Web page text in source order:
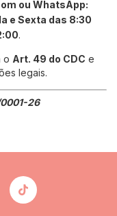
ou WhatsApp:
e Sexta das 8:30
.
o Art. 49 do CDC e
legais.
26